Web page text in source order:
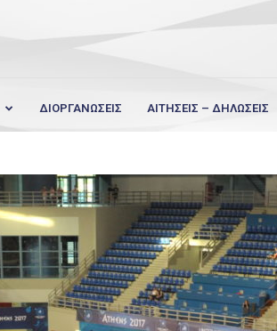
ΔΙΟΡΓΑΝΩΣΕΙΣ ΑΙΤΗΣΕΙΣ – ΔΗΛΩΣΕΙΣ